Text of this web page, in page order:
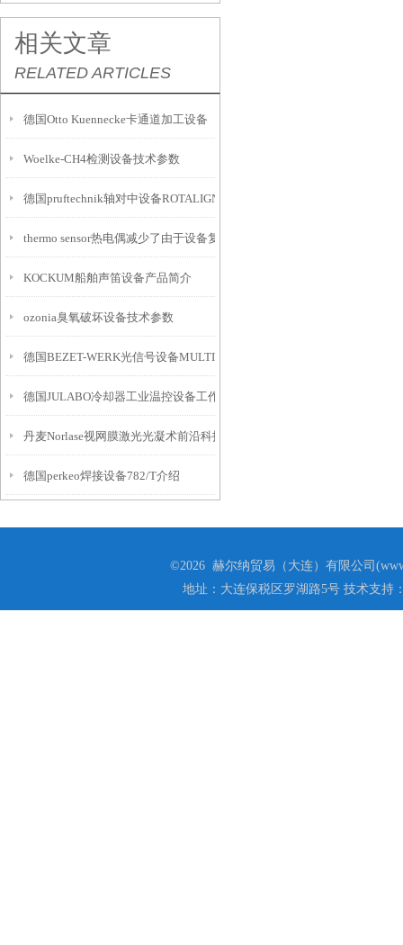
相关文章
RELATED ARTICLES
德国Otto Kuennecke卡通道加工设备
Woelke-CH4检测设备技术参数
德国pruftechnik轴对中设备ROTALIGN Touch
thermo sensor热电偶减少了由于设备复杂性导致的测量误差
KOCKUM船舶声笛设备产品简介
ozonia臭氧破坏设备技术参数
德国BEZET-WERK光信号设备MULTI介绍
德国JULABO冷却器工业温控设备工作原理
丹麦Norlase视网膜激光光凝术前沿科技设备
德国perkeo焊接设备782/T介绍
©2026 赫尔纳贸易（大连）有限公司
地址：大连保税区罗湖路5号 技术支持